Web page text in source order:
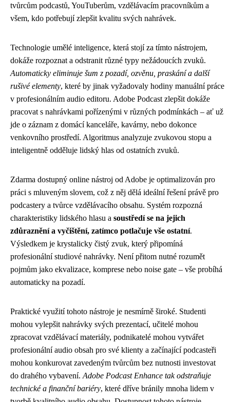
tvůrcům podcastů, YouTuberům, vzdělávacím pracovníkům a
všem, kdo potřebují zlepšit kvalitu svých nahrávek.
Technologie umělé inteligence, která stojí za tímto nástrojem,
dokáže rozpoznat a odstranit různé typy nežádoucích zvuků.
Automaticky eliminuje šum z pozadí, ozvěnu, praskání a další
rušivé elementy, které by jinak vyžadovaly hodiny manuální práce
v profesionálním audio editoru. Adobe Podcast zlepšit dokáže
pracovat s nahrávkami pořízenými v různých podmínkách – ať už
jde o záznam z domácí kanceláře, kavárny, nebo dokonce
venkovního prostředí. Algoritmus analyzuje zvukovou stopu a
inteligentně odděluje lidský hlas od ostatních zvuků.
Zdarma dostupný online nástroj od Adobe je optimalizován pro
práci s mluveným slovem, což z něj dělá ideální řešení právě pro
podcastery a tvůrce vzdělávacího obsahu. Systém rozpozná
charakteristiky lidského hlasu a soustředí se na jejich
zdůraznění a vyčištění, zatímco potlačuje vše ostatní.
Výsledkem je krystalicky čistý zvuk, který připomíná
profesionální studiové nahrávky. Není přitom nutné rozumět
pojmům jako ekvalizace, komprese nebo noise gate – vše probíhá
automaticky na pozadí.
Praktické využití tohoto nástroje je nesmírně široké. Studenti
mohou vylepšit nahrávky svých prezentací, učitelé mohou
zpracovat vzdělávací materiály, podnikatelé mohou vytvářet
profesionální audio obsah pro své klienty a začínající podcasteři
mohou konkurovat zavedeným tvůrcům bez nutnosti investovat
do drahého vybavení. Adobe Podcast Enhance tak odstraňuje
technické a finanční bariéry, které dříve bránily mnoha lidem v